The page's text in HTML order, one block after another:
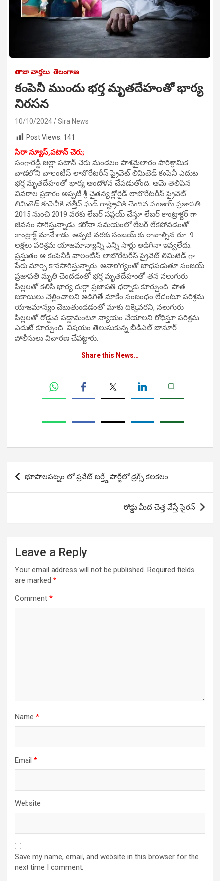
తాజా వార్తలు తెలంగాణ
కంపెనీ ముందు భర్త మృతదేహంతో భార్య
నిరసన
10/10/2024
Sira News
Post Views: 141
సిరా న్యూస్,పటాన్ చెరు;
సంగారెడ్డి జిల్లా పటాన్ చెరు మండలం పాశమైలారం పారిశ్రామిక
వాడలోని వాలంటీస్ లాబొరేటరీస్ ప్రైవెట్ లిమిటెడ్ కంపెనీ ఎదుట
భర్త మృతదేహంతో భార్య ఆందోళన చేపడుతోంది. ఆమె తెలిపిన
వివరాల ప్రకారం అప్పటి శ్రీ చైతన్య క్లోరైడ్ లాబొరేటరీస్ ప్రైవెట్
లిమిటెడ్ కంపెనీకి చత్తీస్ ఘడ్ రాష్ట్రానికి చెందిన సంజయ్ ప్రజాపతి
2015 నుంచి 2019 వరకు లేబర్ సప్లయ్ చేస్తూ లేబర్ కాంట్రాక్టర్ గా
జీవనం సాగిస్తున్నాడు. కరోనా సమయంలో లేబర్ లేకపోవడంతో
కాంట్రాక్ట్ మానేశాడు. అప్పటి వరకు సంజయ్ కు రావాల్సిన రూ. 9
లక్షలు పరిశ్రమ యాజమాన్యాన్ని ఎన్ని సార్లు అడిగినా ఇవ్వలేదు.
ప్రస్తుతం ఆ కంపెనీకి వాలంటీస్ లాబొరేటరీస్ ప్రైవెట్ లిమిటెడ్ గా
పేరు మార్చి కొనసాగిస్తున్నారు. అనారోగ్యంతో బాధపడుతూ సంజయ్
ప్రజాపతి మృతి చెందడంతో భర్త మృతదేహంతో తన నలుగురు
పిల్లలతో కలిసి భార్య దుర్గా ప్రజాపతి ధర్నాకు కూర్చుంది. పాత
బకాయిలు చెల్లించాలని అడిగితే మాకేం సంబంధం లేదంటూ పరిశ్రమ
యాజమాన్యం చెబుతుండడంతో మాకు దిక్కెవరని, నలుగురు
పిల్లలతో రోడ్డున పడ్డామంటూ న్యాయం చేయాలని రోధిస్తూ పరిశ్రమ
ఎదుటే కూర్చుంది. విషయం తెలుసుకున్న బీడీఎల్ బానూర్
పోలీసులు విచారణ చేపట్టారు.
Share this News…
Post
navigation
భూపాలపట్నం లో ప్రవేట్ బర్త్డే పార్టీలో డ్రగ్స్ కలకలం
రోడ్డు మీద చెత్త వేస్తే సైరన్
Leave a Reply
Your email address will not be published. Required fields
are marked *
Comment *
Name *
Email *
Website
Save my name, email, and website in this browser for the
next time I comment.